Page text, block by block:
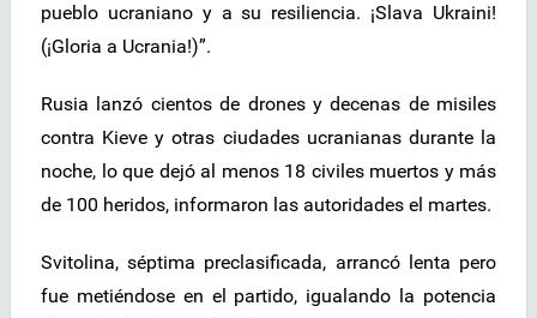
pueblo ucraniano y a su resiliencia. ¡Slava Ukraini!
(¡Gloria a Ucrania!)”.
Rusia lanzó cientos de drones y decenas de misiles
contra Kieve y otras ciudades ucranianas durante la
noche, lo que dejó al menos 18 civiles muertos y más
de 100 heridos, informaron las autoridades el martes.
Svitolina, séptima preclasificada, arrancó lenta pero
fue metiéndose en el partido, igualando la potencia